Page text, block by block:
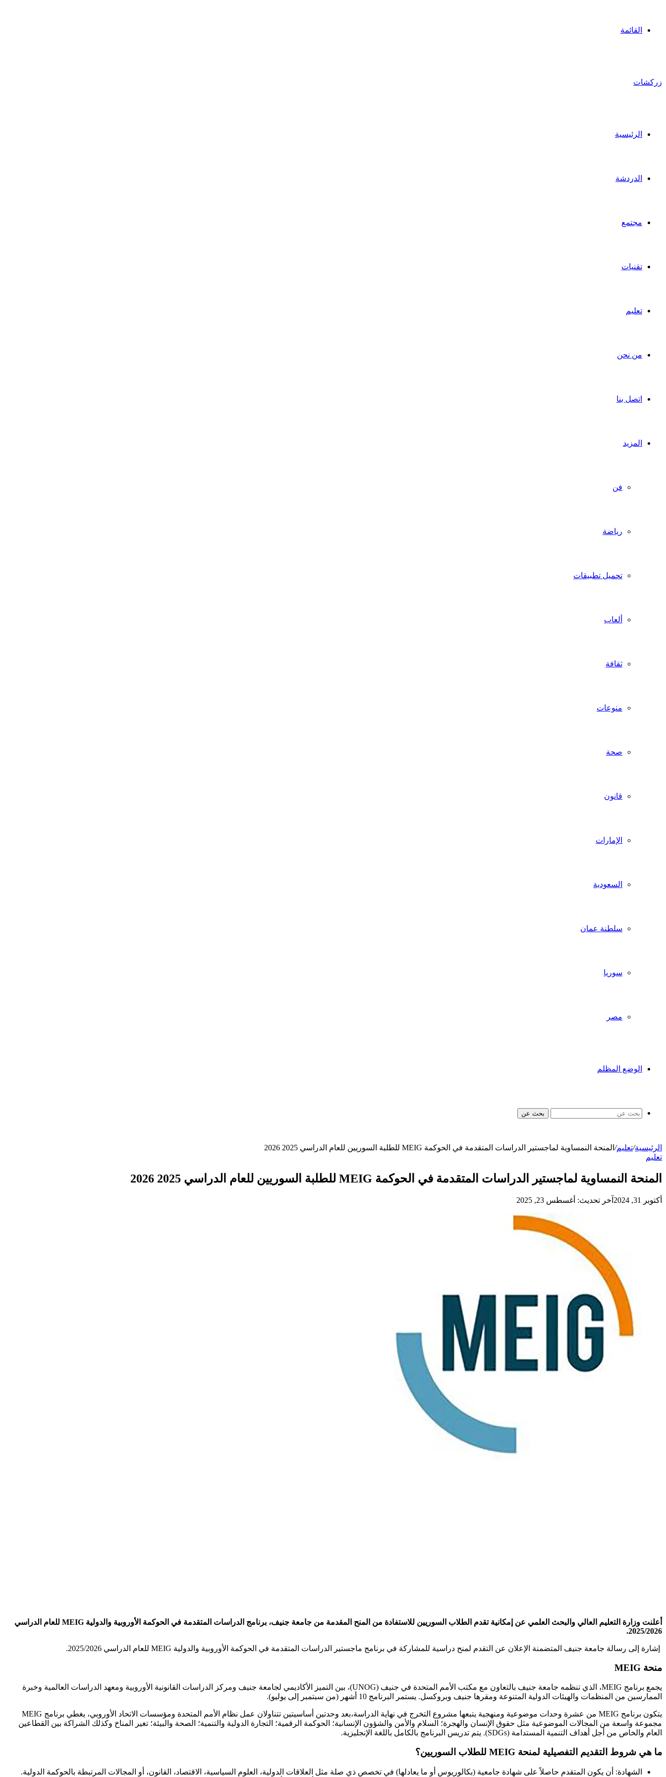
القائمة
زركشات
الرئيسية
الدردشة
مجتمع
تقنيات
تعليم
من نحن
اتصل بنا
المزيد
فن
رياضة
تحميل تطبيقات
ألعاب
ثقافة
منوعات
صحة
قانون
الإمارات
السعودية
سلطنة عمان
سوريا
مصر
الوضع المظلم
بحث عن
الرئيسية/تعليم/ المنحة النمساوية لماجستير الدراسات المتقدمة في الحوكمة MEIG للطلبة السوريين للعام الدراسي 2025 2026
تعليم
المنحة النمساوية لماجستير الدراسات المتقدمة في الحوكمة MEIG للطلبة السوريين للعام الدراسي 2025 2026
أكتوبر 31, 2024 آخر تحديث: أغسطس 23, 2025
أعلنت وزارة التعليم العالي والبحث العلمي عن إمكانية تقدم الطلاب السوريين للاستفادة من المنح المقدمة من جامعة جنيف، برنامج الدراسات المتقدمة في الحوكمة الأوروبية والدولية MEIG للعام الدراسي
2025/2026.
إشارة إلى رسالة جامعة جنيف المتضمنة الإعلان عن التقدم لمنح دراسية للمشاركة في برنامج ماجستير الدراسات المتقدمة في الحوكمة الأوروبية والدولية MEIG للعام الدراسي 2025/2026.
منحة MEIG
يجمع برنامج MEIG، الذي تنظمه جامعة جنيف بالتعاون مع مكتب الأمم المتحدة في جنيف (UNOG)، بين التميز الأكاديمي لجامعة جنيف ومركز الدراسات القانونية الأوروبية ومعهد الدراسات العالمية وخبرة
الممارسين من المنظمات والهيئات الدولية المتنوعة ومقرها جنيف وبروكسل. يستمر البرنامج 10 أشهر (من سبتمبر إلى يوليو).
يتكون برنامج MEIG من عشرة وحدات موضوعية ومنهجية يتبعها مشروع التخرج في نهاية الدراسة،بعد وحدتين أساسيتين تتناولان عمل نظام الأمم المتحدة ومؤسسات الاتحاد الأوروبي، يغطي برنامج MEIG
مجموعة واسعة من المجالات الموضوعية مثل حقوق الإنسان والهجرة؛ السلام والأمن والشؤون الإنسانية؛ الحوكمة الرقمية؛ التجارة الدولية والتنمية؛ الصحة والبيئة؛ تغير المناخ وكذلك الشراكة بين القطاعين
العام والخاص من أجل أهداف التنمية المستدامة (SDGs). يتم تدريس البرنامج بالكامل باللغة الإنجليزية.
ما هي شروط التقديم التفصيلية لمنحة MEIG للطلاب السوريين؟
الشهادة: أن يكون المتقدم حاصلاً على شهادة جامعية (بكالوريوس أو ما يعادلها) في تخصص ذي صلة مثل العلاقات الدولية، العلوم السياسية، الاقتصاد، القانون، أو المجالات المرتبطة بالحوكمة الدولية.